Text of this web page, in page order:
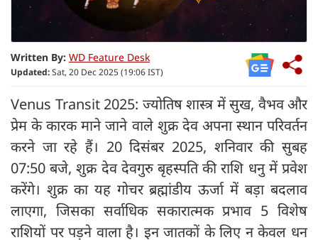
Written By: WD Feature Desk
Updated:Sat, 20 Dec 2025 (19:06 IST)
Venus Transit 2025: ज्योतिष शास्त्र में सुख, वैभव और
प्रेम के कारक माने जाने वाले शुक्र देव अपना स्थान परिवर्तन
करने जा रहे हैं। 20 दिसंबर 2025, शनिवार की सुबह
07:50 बजे, शुक्र देव देवगुरु बृहस्पति की राशि धनु में प्रवेश
करेंगे। शुक्र का यह गोचर ब्रह्मांडीय ऊर्जा में बड़ा बदलाव
लाएगा, जिसका सर्वाधिक सकारात्मक प्रभाव 5 विशेष
राशियों पर पड़ने वाला है। इन जातकों के लिए न केवल धन